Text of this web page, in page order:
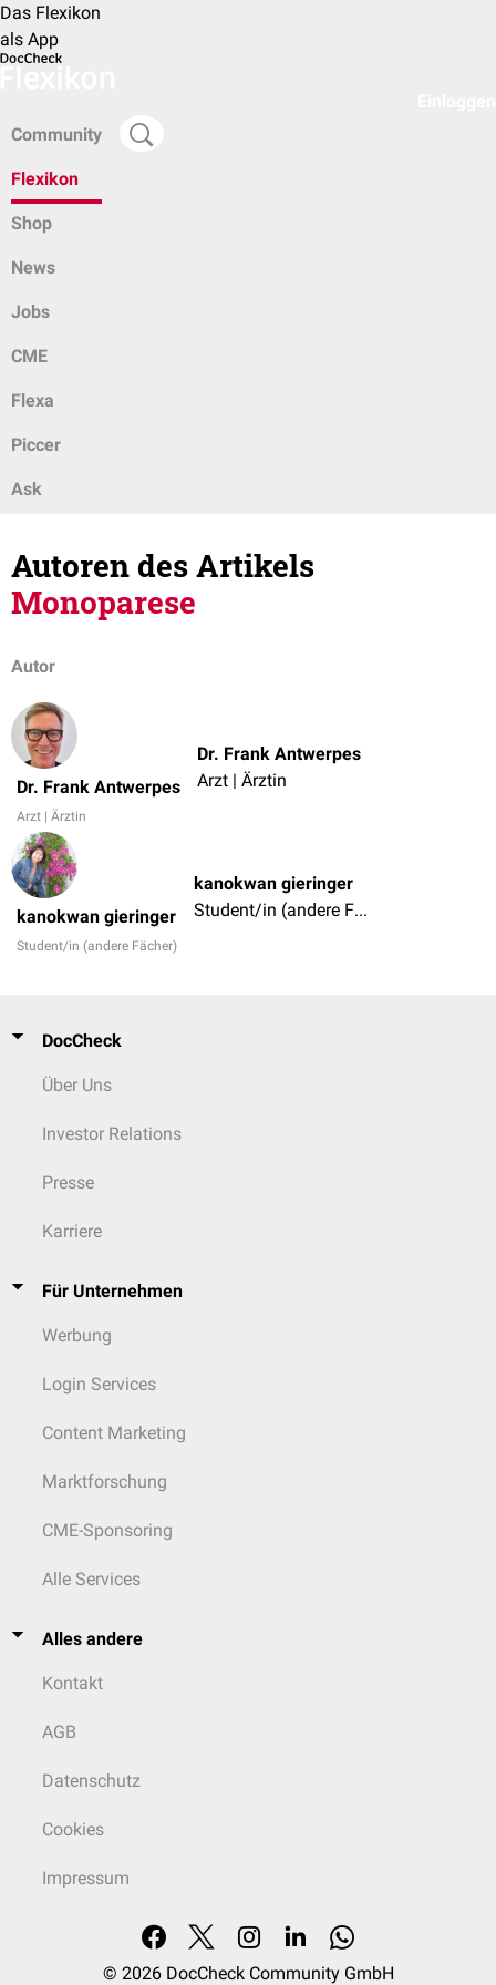
Das Flexikon
als App
Community
Flexikon
Shop
News
Jobs
CME
Flexa
Piccer
Ask
Autoren des Artikels
Monoparese
Autor
Dr. Frank Antwerpes
Arzt | Ärztin
Dr. Frank Antwerpes
Arzt | Ärztin
kanokwan gieringer
Student/in (andere Fächer)
kanokwan gieringer
Student/in (andere Fächer)
DocCheck
Über Uns
Investor Relations
Presse
Karriere
Für Unternehmen
Werbung
Login Services
Content Marketing
Marktforschung
CME-Sponsoring
Alle Services
Alles andere
Kontakt
AGB
Datenschutz
Cookies
Impressum
© 2026 DocCheck Community GmbH